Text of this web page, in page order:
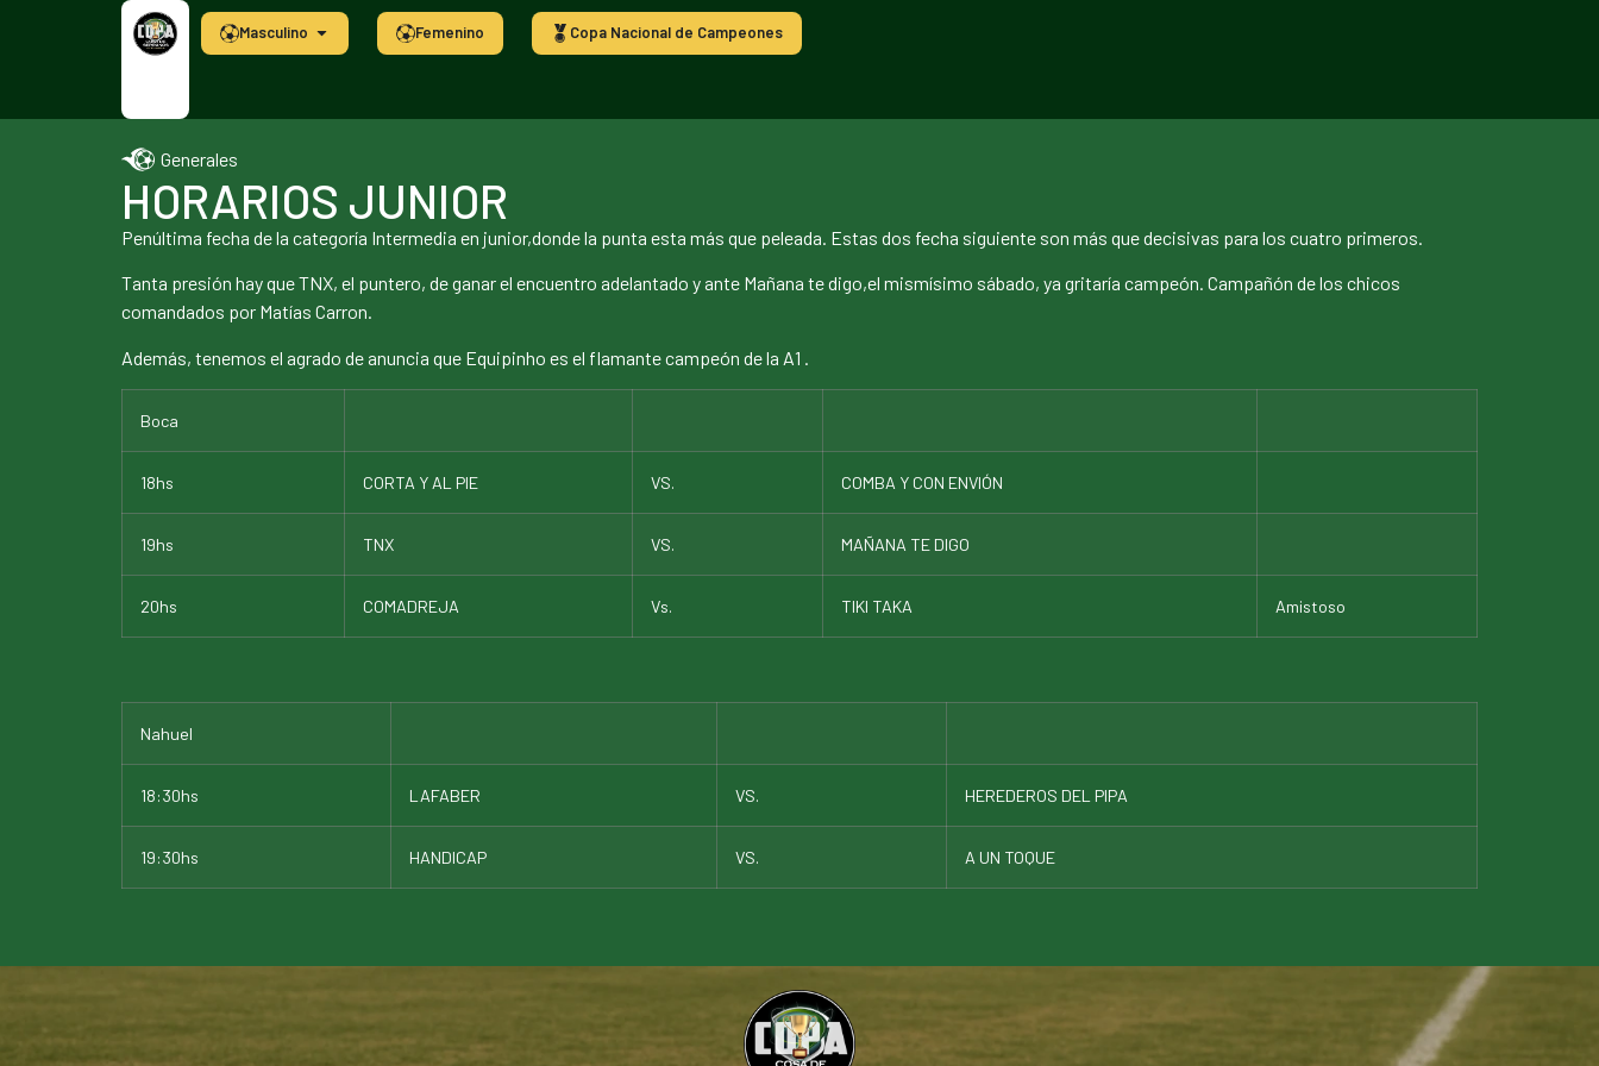
Masculino Femenino Copa Nacional de Campeones
Generales
HORARIOS JUNIOR
Penúltima fecha de la categoría Intermedia en junior,donde la punta esta más que peleada. Estas dos fecha siguiente son más que decisivas para los cuatro primeros.
Tanta presión hay que TNX, el puntero, de ganar el encuentro adelantado y ante Mañana te digo,el mismísimo sábado, ya gritaría campeón. Campañón de los chicos
comandados por Matías Carron.
Además, tenemos el agrado de anuncia que Equipinho es el flamante campeón de la A1 .
Boca
18hs CORTA Y AL PIE VS. COMBA Y CON ENVIÓN
19hs TNX VS. MAÑANA TE DIGO
20hs COMADREJA Vs. TIKI TAKA Amistoso
Nahuel
18:30hs LAFABER VS. HEREDEROS DEL PIPA
19:30hs HANDICAP VS. A UN TOQUE